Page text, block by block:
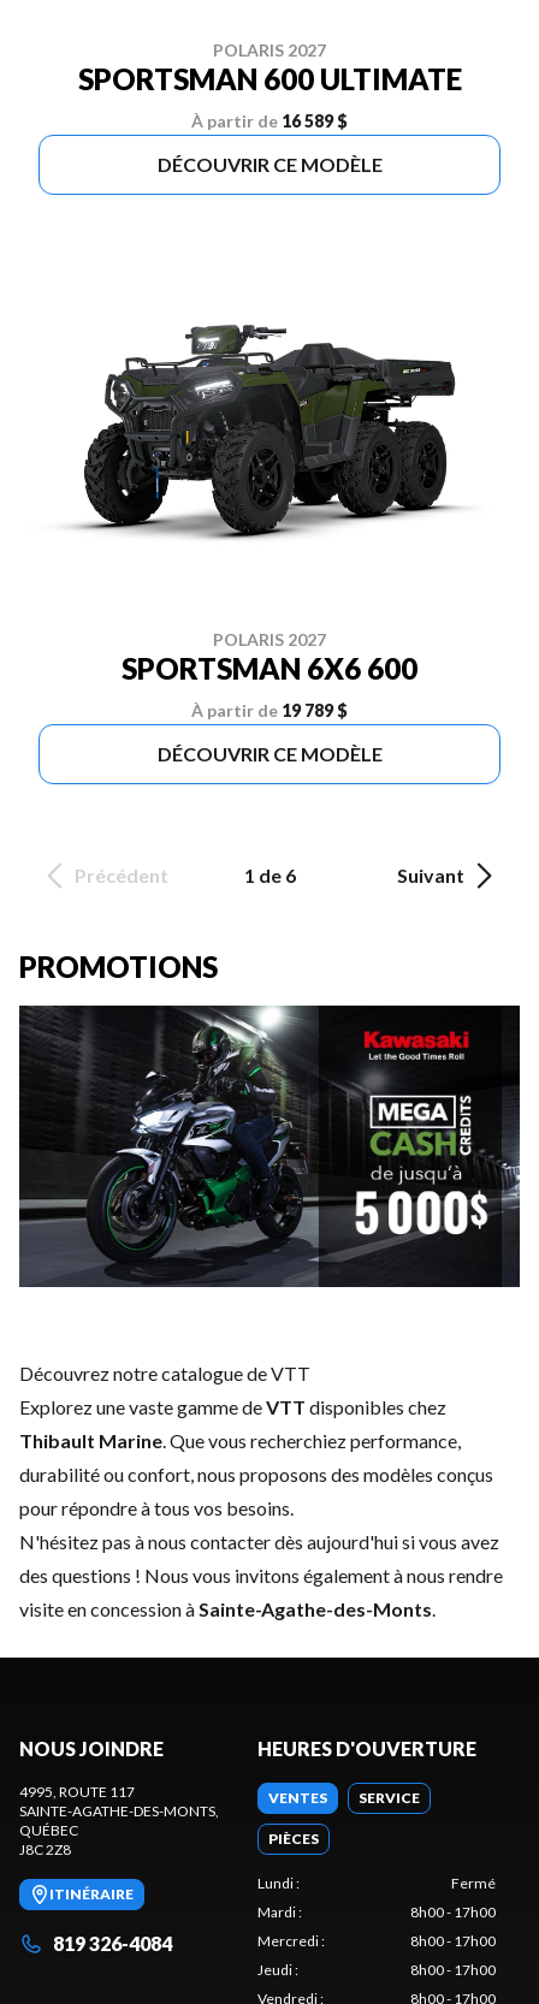
POLARIS 2027
SPORTSMAN 600 ULTIMATE
À partir de 16 589 $
DÉCOUVRIR CE MODÈLE
POLARIS 2027
SPORTSMAN 6X6 600
À partir de 19 789 $
DÉCOUVRIR CE MODÈLE
Précédent 1 de 6 Suivant
PROMOTIONS
Découvrez notre catalogue de VTT
Explorez une vaste gamme deVTT disponibles chez
Thibault Marine. Que vous recherchiez performance,
durabilité ou confort, nous proposons des modèles conçus
pour répondre à tous vos besoins.
N'hésitez pas ànous contacterdès aujourd'hui si vous avez
des questions ! Nous vous invitons également à nous rendre
visite en concession àSainte-Agathe-des-Monts.
NOUS JOINDRE
4995, ROUTE 117
SAINTE-AGATHE-DES-MONTS,
QUÉBEC
J8C 2Z8
ITINÉRAIRE
819 326-4084
HEURES D'OUVERTURE
VENTES SERVICE
PIÈCES
Lundi:
Fermé
Mardi:
8h00 - 17h00
Mercredi:
8h00 - 17h00
Jeudi:
8h00 - 17h00
Vendredi: 8h00 - 17h00